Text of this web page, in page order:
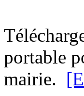
portable
mairie.